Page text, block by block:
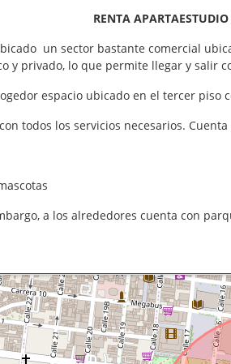
RENTA
un sector bastante comercial
y privado, lo que permite llegar y salir
espacio ubicado en el tercer piso
todos los servicios necesarios.
a los alrededores cuenta con